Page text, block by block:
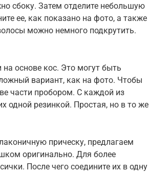
сбоку. Затем отделите небольшую
ее, как показано на фото, а также
можно немного подкрутить.
основе кос. Это могут быть
вариант, как на фото. Чтобы
части пробором. С каждой из
одной резинкой. Простая, но в то же
прическу, предлагаем
оригинально. Для более
После чего соедините их в одну